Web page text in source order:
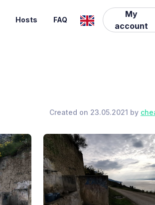
Hosts FAQ
My
account
Created on 23.05.2021 by